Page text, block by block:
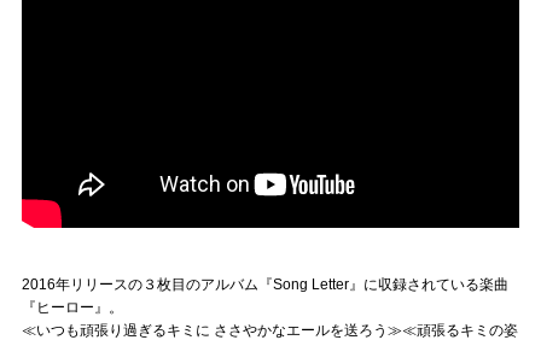
2016年リリースの３枚目のアルバム『Song Letter』に収録されている楽曲
『ヒーロー』。
≪いつも頑張り過ぎるキミに ささやかなエールを送ろう≫≪頑張るキミの姿